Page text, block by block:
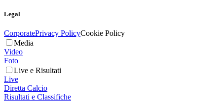
Legal
CorporatePrivacy PolicyCookie Policy
Media
Video
Foto
Live e Risultati
Live
Diretta Calcio
Risultati e Classifiche